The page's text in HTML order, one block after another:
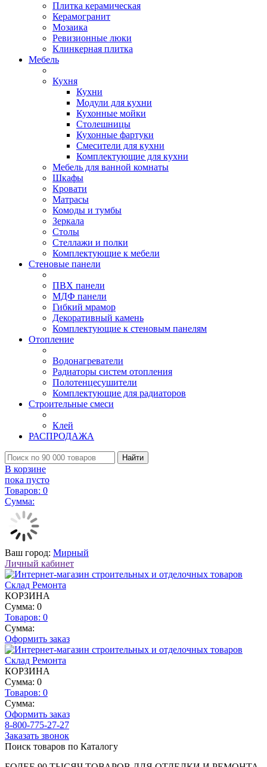
Плитка керамическая
Керамогранит
Мозаика
Ревизионные люки
Клинкерная плитка
Мебель
Кухня
Кухни
Модули для кухни
Кухонные мойки
Столешницы
Кухонные фартуки
Смесители для кухни
Комплектующие для кухни
Мебель для ванной комнаты
Шкафы
Кровати
Матрасы
Комоды и тумбы
Зеркала
Столы
Стеллажи и полки
Комплектующие к мебели
Стеновые панели
ПВХ панели
МДФ панели
Гибкий мрамор
Декоративный камень
Комплектующие к стеновым панелям
Отопление
Водонагреватели
Радиаторы систем отопления
Полотенцесушители
Комплектующие для радиаторов
Строительные смеси
Клей
РАСПРОДАЖА
Найти
В корзине
пока пусто
Товаров: 0
Сумма:
Ваш город: Мирный
Личный кабинет
КОРЗИНА
Сумма: 0
Товаров: 0
Сумма:
Оформить заказ
КОРЗИНА
Сумма: 0
Товаров: 0
Сумма:
Оформить заказ
8-800-775-27-27
Заказать звонок
Поиск товаров по Каталогу